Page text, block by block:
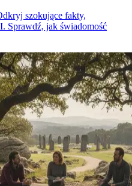
szokujące fakty,
Sprawdź, jak świadomość